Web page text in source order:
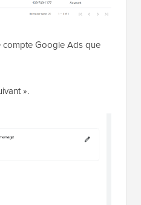
compte Google Ads que
».